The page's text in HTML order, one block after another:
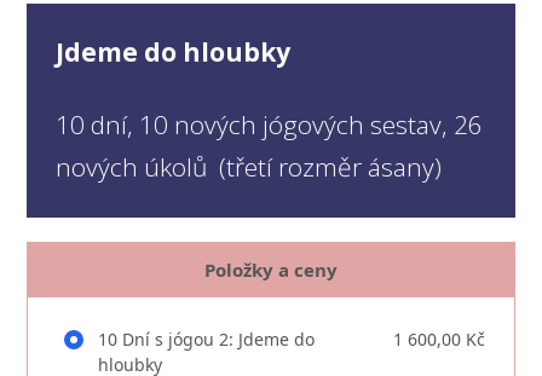
Jdeme do hloubky
10 dní, 10 nových jógových sestav, 26
nových úkolů (třetí rozměr ásany)
Položky a ceny
10 Dní s jógou 2: Jdeme do
hloubky
1 600,00 Kč